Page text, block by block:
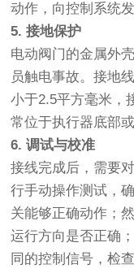
动作，向控制系统
5. 接地保护
电动阀门的金属外
员触电事故。接地
小于2.5平方毫米，
常位于执行器底部
6. 调试与校准
接线完成后，需要
行手动操作测试，
关能够正确动作；
运行方向是否正确
同的控制信号，检